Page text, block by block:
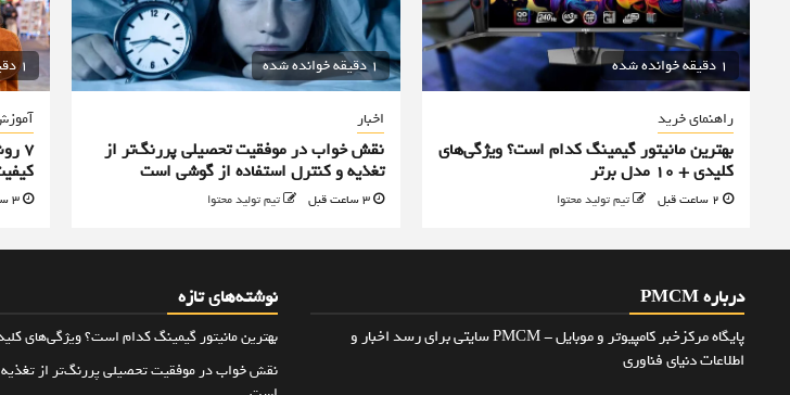
1 دقیقه خوانده شده
راهنمای خرید
بهترین مانیتور گیمینگ کدام است؟ ویژگی‌های
کلیدی + 10 مدل برتر
تیم تولید محتوا
1 دقیقه خوانده شده
اخبار
نقش خواب در موفقیت تحصیلی پررنگ‌تر از
تغذیه و کنترل استفاده از گوشی است
3 ساعت قبل تیم تولید محتوا
1 دقیقه خوانده شده
۷
درباره PMCM
پایگاه مرکزخبر کامپیوتر و موبایل - PMCM سایتی برای رسد اخبار و
اطلاعات دنیای فناوری
نوشته‌های تازه
بهترین مانیتور گیمینگ کدام است؟ ویژگی‌های کلیدی + 10
نقش خواب در موفقیت تحصیلی پررنگ‌تر از